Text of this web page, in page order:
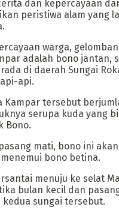
dan kepercayaan
peristiwa alam yang
warga,
adalah bono jantan,
di daerah Sungai
api.
Kampar tersebut
serupa kuda yang
Bono.
mati, bono ini
bono betina.
menuju ke selat
bulan kecil dan
sungai tersebut.